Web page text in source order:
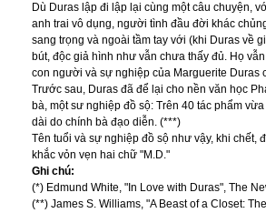
Dù Duras lập đi lập lại cùng một câu chuyện,
anh trai vô dụng, người tình đầu đời khác
sang trọng và ngoài tầm tay với (khi Duras về
bút, độc giả hình như vẫn chưa thấy đủ. Họ
con người và sự nghiệp của Marguerite Duras
Trước sau, Duras đã để lại cho nền văn học
bà, một sư nghiệp đồ sộ: Trên 40 tác phẩm
dài do chính bà đạo diễn. (***)
Tên tuổi và sự nghiệp đồ sộ như vậy, khi chết,
khắc vỏn vẹn hai chữ "M.D."
Ghi chú:
(*) Edmund White, "In Love with Duras", The
(**) James S. Williams, "A Beast of a Closet: